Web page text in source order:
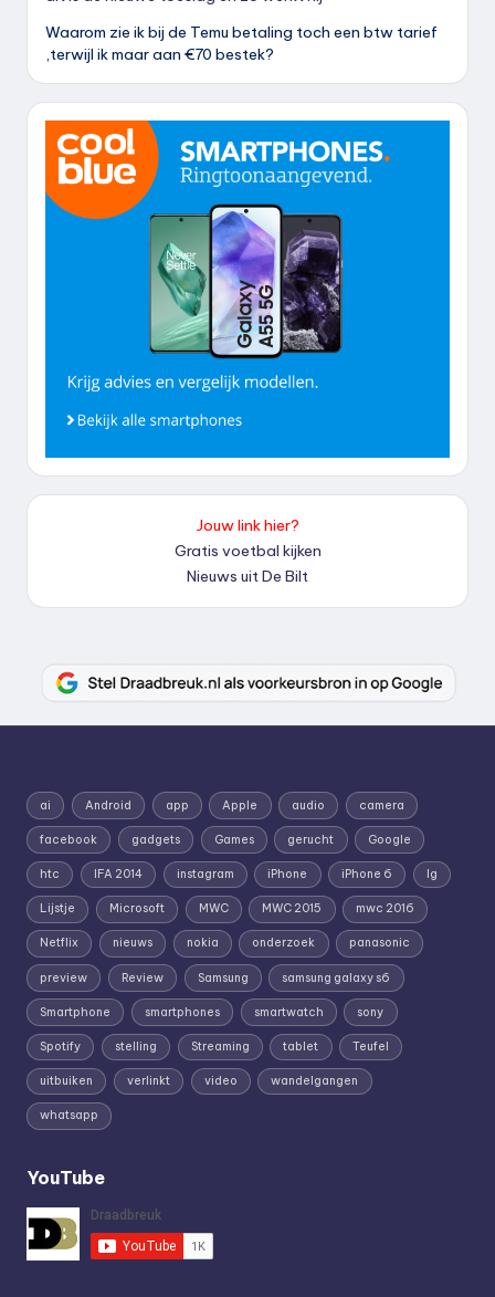
Waarom zie ik bij de Temu betaling toch een btw tarief
,terwijl ik maar aan €70 bestek?
Jouw link hier?
Gratis voetbal kijken
Nieuws uit De Bilt
ai Android app Apple audio camera
facebook gadgets Games gerucht Google
htc IFA 2014 instagram iPhone iPhone 6 lg
Lijstje Microsoft MWC MWC 2015 mwc 2016
Netflix nieuws nokia onderzoek panasonic
preview Review Samsung samsung galaxy s6
Smartphone smartphones smartwatch sony
Spotify stelling Streaming tablet Teufel
uitbuiken verlinkt video wandelgangen
whatsapp
YouTube